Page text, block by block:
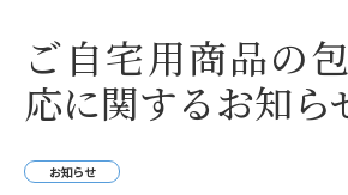
ご自宅用商品の
応に関するお知ら
お知らせ